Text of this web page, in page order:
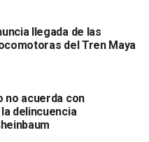
San Luis Potosí no se
se espera que estos
de Salud estatal en
la mañana.
llegada de las
del Tren Maya
no acuerda con
delincuencia